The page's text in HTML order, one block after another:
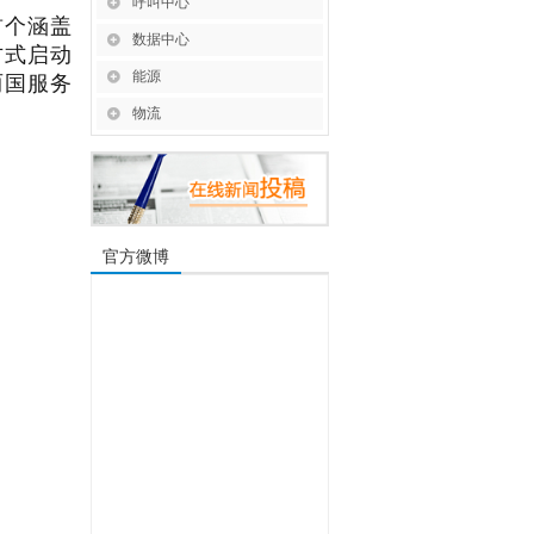
涵盖
启动
服务
数据中心
能源
物流
官方微博